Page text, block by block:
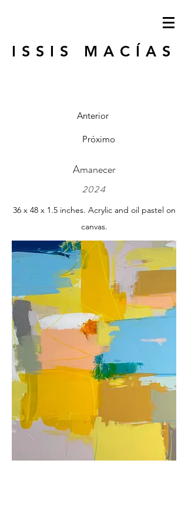
ISSIS MACÍAS
Anterior
Próximo
Amanecer
2024
36 x 48 x 1.5 inches. Acrylic and oil pastel on
canvas.